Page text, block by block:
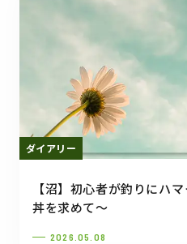
ダイアリー
【沼】初心者が釣りにハ
丼を求めて〜
2026.05.08